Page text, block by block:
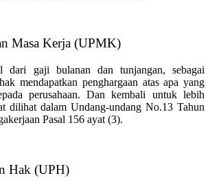
Masa Kerja (UPMK)
dari gaji bulanan dan tunjangan, sebagai
mendapatkan penghargaan atas apa yang
perusahaan. Dan kembali untuk lebih
dilihat dalam Undang-undang No.13 Tahun
Pasal 156 ayat (3).
Hak (UPH)